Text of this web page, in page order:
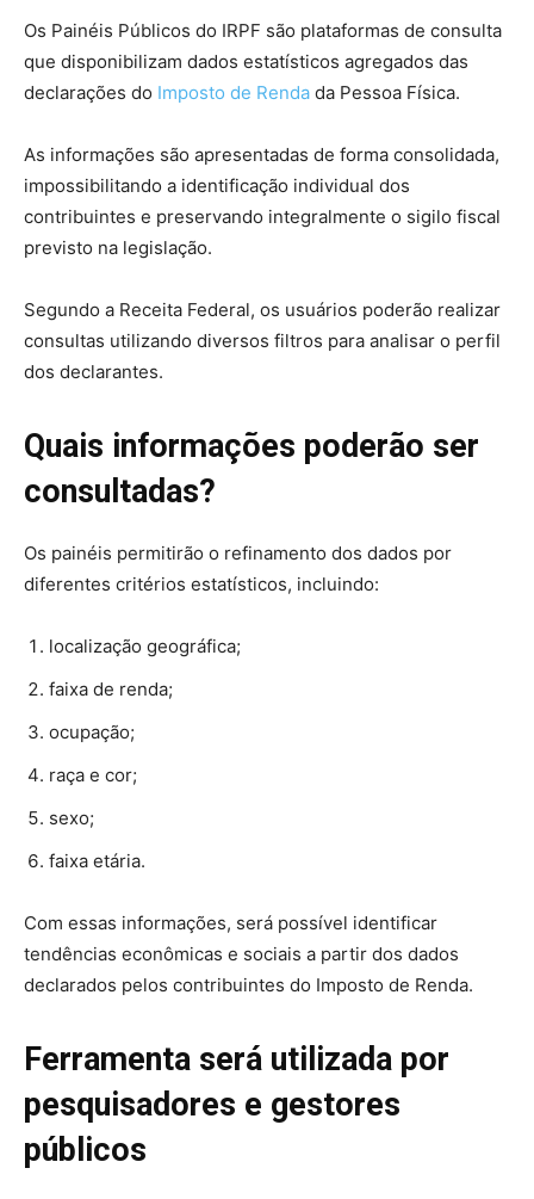
Os Painéis Públicos do IRPF são plataformas de consulta
que disponibilizam dados estatísticos agregados das
declarações do Imposto de Renda da Pessoa Física.
As informações são apresentadas de forma consolidada,
impossibilitando a identificação individual dos
contribuintes e preservando integralmente o sigilo fiscal
previsto na legislação.
Segundo a Receita Federal, os usuários poderão realizar
consultas utilizando diversos filtros para analisar o perfil
dos declarantes.
Quais informações poderão ser
consultadas?
Os painéis permitirão o refinamento dos dados por
diferentes critérios estatísticos, incluindo:
localização geográfica;
faixa de renda;
ocupação;
raça e cor;
sexo;
faixa etária.
Com essas informações, será possível identificar
tendências econômicas e sociais a partir dos dados
declarados pelos contribuintes do Imposto de Renda.
Ferramenta será utilizada por
pesquisadores e gestores
públicos